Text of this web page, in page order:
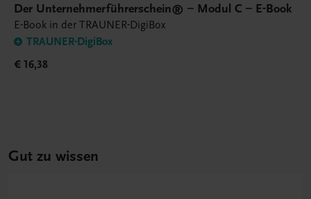
Der Unternehmerführerschein® – Modul C – E-Book
E-Book in der TRAUNER-DigiBox
TRAUNER-DigiBox
€ 16,38
Gut zu wissen